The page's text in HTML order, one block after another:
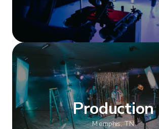
Production
Memphis, TN